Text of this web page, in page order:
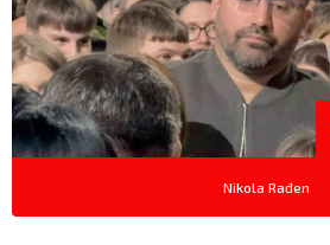
Nikola Rađen